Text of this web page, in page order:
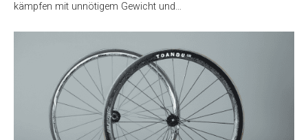
kämpfen mit unnötigem Gewicht und…